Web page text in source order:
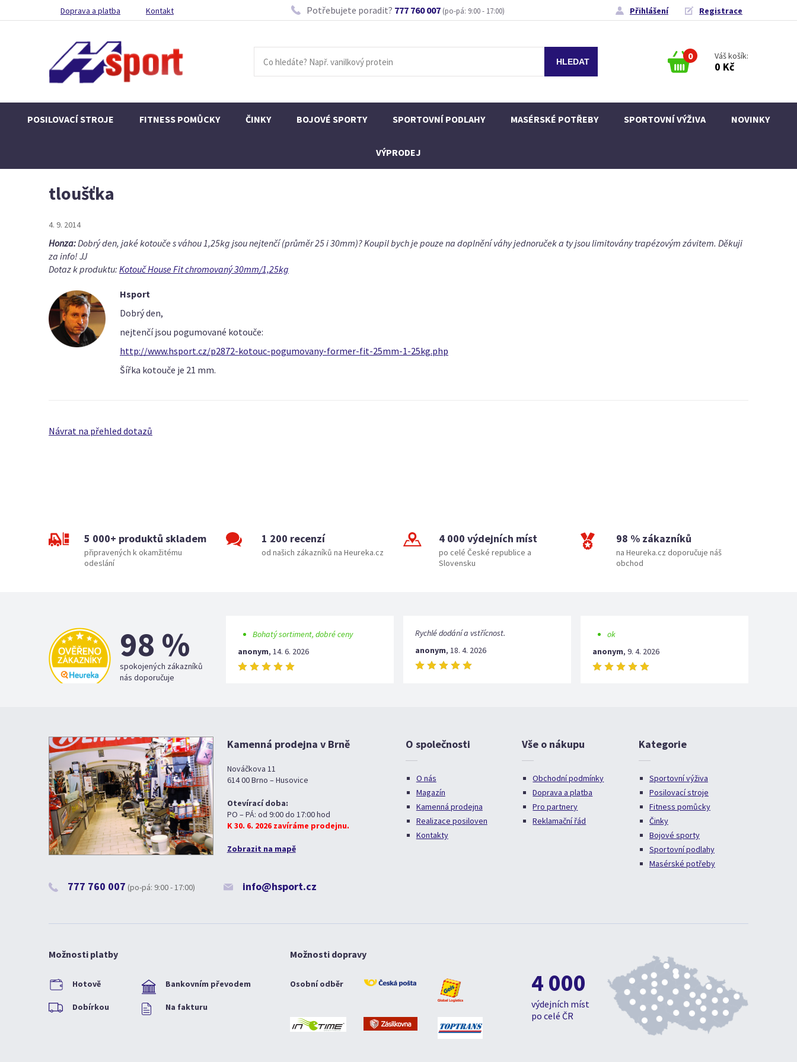
Doprava a platba Kontakt Potřebujete poradit? 777 760 007 (po-pá: 9:00 - 17:00) Přihlášení Registrace
0 Váš košík:
0 Kč
POSILOVACÍ STROJE FITNESS POMŮCKY ČINKY BOJOVÉ SPORTY SPORTOVNÍ PODLAHY MASÉRSKÉ POTŘEBY SPORTOVNÍ VÝŽIVA NOVINKY
VÝPRODEJ
tloušťka
4. 9. 2014
Honza:Dobrý den, jaké kotouče s váhou 1,25kg jsou nejtenčí (průměr 25 i 30mm)? Koupil bych je pouze na doplnění váhy jednoruček a ty jsou limitovány trapézovým závitem. Děkuji
za info! JJ
Dotaz k produktu: Kotouč House Fit chromovaný 30mm/1,25kg
Hsport
Dobrý den,
nejtenčí jsou pogumované kotouče:
http://www.hsport.cz/p2872-kotouc-pogumovany-former-fit-25mm-1-25kg.php
Šířka kotouče je 21 mm.
Návrat na přehled dotazů
5 000+ produktů skladem
připravených k okamžitému
odeslání
1 200 recenzí
od našich zákazníků na Heureka.cz
4 000 výdejních míst
po celé České republice a
Slovensku
98 % zákazníků
na Heureka.cz doporučuje náš
obchod
98 %
spokojených zákazníků
nás doporučuje
Bohatý sortiment, dobré ceny
anonym, 14. 6. 2026
Rychlé dodání a vstřícnost.
anonym, 18. 4. 2026
ok
anonym, 9. 4. 2026
Kamenná prodejna v Brně
Nováčkova 11
614 00 Brno – Husovice
Otevírací doba:
PO – PÁ: od 9:00 do 17:00 hod
K 30. 6. 2026 zavíráme prodejnu.
Zobrazit na mapě
777 760 007 (po-pá: 9:00 - 17:00) info@hsport.cz
O společnosti
O nás
Magazín
Kamenná prodejna
Realizace posiloven
Kontakty
Vše o nákupu
Obchodní podmínky
Doprava a platba
Pro partnery
Reklamační řád
Kategorie
Sportovní výživa
Posilovací stroje
Fitness pomůcky
Činky
Bojové sporty
Sportovní podlahy
Masérské potřeby
Možnosti platby
Hotově Bankovním převodem
Dobírkou Na fakturu
Možnosti dopravy
Osobní odběr 4 000
výdejních míst
po celé ČR